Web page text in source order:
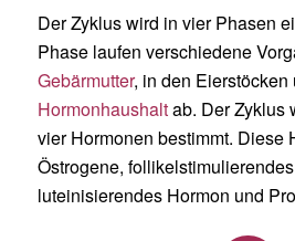
Der Zyklus wird in vier Phasen
Phase laufen verschiedene
Gebärmutter, in den Eierstöcken
Hormonhaushaltab. Der Zyklus
vier Hormonen bestimmt. Diese
Östrogene,
luteinisierendes Hormon und